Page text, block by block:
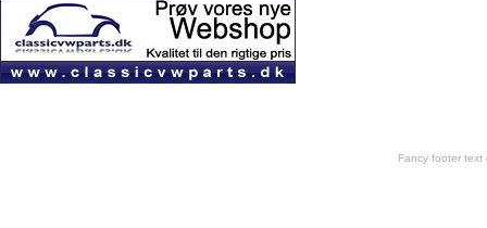
Fancy footer